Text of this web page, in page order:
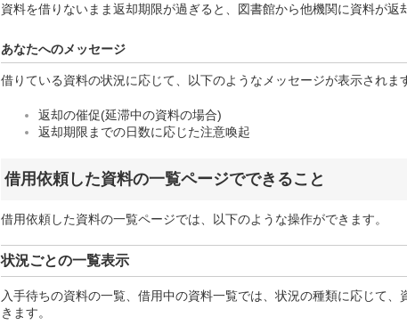
資料を借りないまま返却期限が過ぎると、図書館から他機関に資料が返
あなたへのメッセージ
借りている資料の状況に応じて、以下のようなメッセージが表示されま
返却の催促(延滞中の資料の場合)
返却期限までの日数に応じた注意喚起
借用依頼した資料の一覧ページでできること
借用依頼した資料の一覧ページでは、以下のような操作ができます。
状況ごとの一覧表示
入手待ちの資料の一覧、借用中の資料一覧では、状況の種類に応じて
きます。